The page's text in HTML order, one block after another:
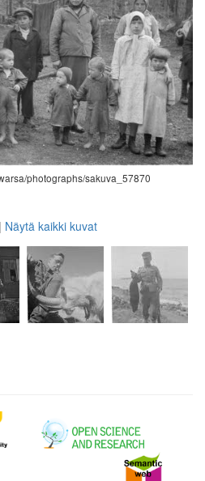
photographs/sakuva_57870
| Näytä kaikki kuvat